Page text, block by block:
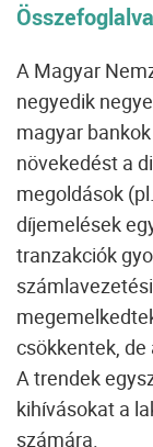
Összefoglalva
A Magyar
negyedik
magyar
növekedést a
megoldások
díjemelések
tranzakciók
csökkentek,
A trendek
kihívásokat a
számára.